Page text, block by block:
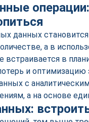
данных
а в
встраивается в
и оптимизацию
с
а на основе